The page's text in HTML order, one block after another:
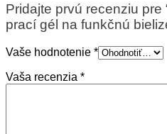
Pridajte prvú recenziu pre
prací gél na funkčnú
Vaše hodnotenie *
Vaša recenzia *